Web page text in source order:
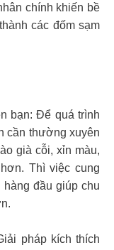
chính khiến bề
các đốm sạm
bạn: Để quá trình
cần thường xuyên
già cỗi, xỉn màu,
Thì việc cung
đầu giúp chu
pháp kích thích